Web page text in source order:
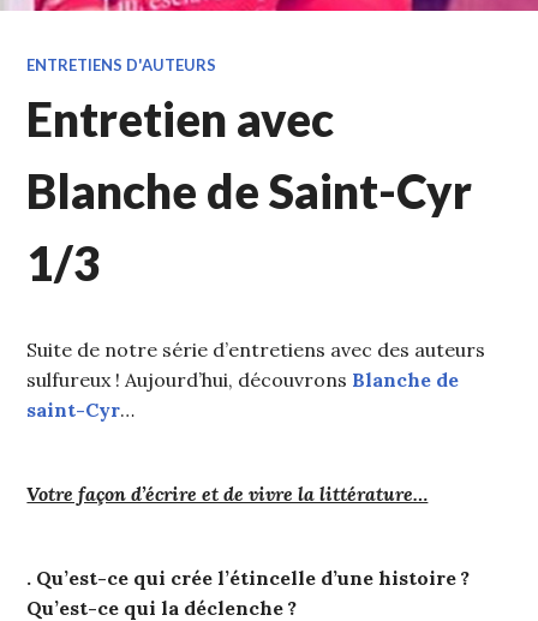
ENTRETIENS D'AUTEURS
Entretien avec
Blanche de Saint-Cyr
1/3
Suite de notre série d’entretiens avec des auteurs
sulfureux ! Aujourd’hui, découvrons Blanche de
saint-Cyr…
Votre façon d’écrire et de vivre la littérature…
. Qu’est-ce qui crée l’étincelle d’une histoire ?
Qu’est-ce qui la déclenche ?